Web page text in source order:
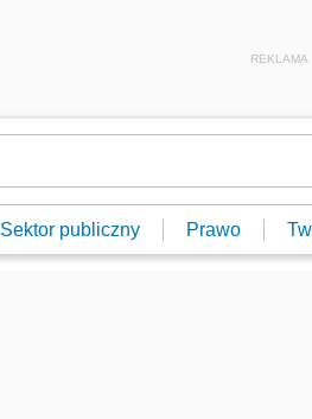
REKLAMA
Sektor publiczny Prawo